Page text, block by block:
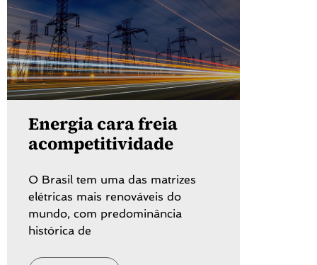
Energia cara freia
acompetitividade
O Brasil tem uma das matrizes
elétricas mais renováveis do
mundo, com predominância
histórica de